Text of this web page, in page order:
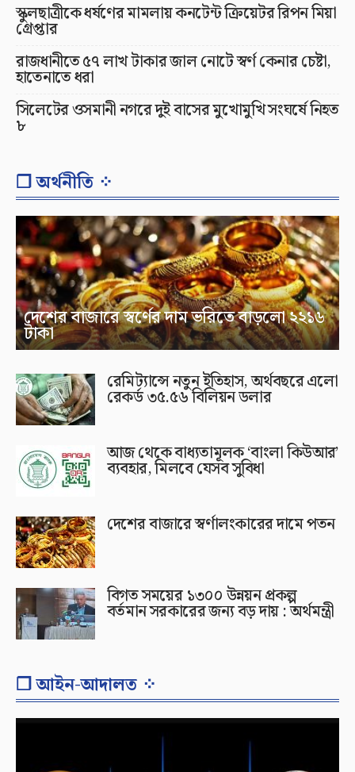
স্কুলছাত্রীকে ধর্ষণের মামলায় কনটেন্ট ক্রিয়েটর রিপন মিয়া
গ্রেপ্তার
রাজধানীতে ৫৭ লাখ টাকার জাল নোটে স্বর্ণ কেনার চেষ্টা,
হাতেনাতে ধরা
সিলেটের ওসমানী নগরে দুই বাসের মুখোমুখি সংঘর্ষে নিহত
৮
❐ অর্থনীতি ⁘
দেশের বাজারে স্বর্ণের দাম ভরিতে বাড়লো ২২১৬
টাকা
রেমিট্যান্সে নতুন ইতিহাস, অর্থবছরে এলো
রেকর্ড ৩৫.৫৬ বিলিয়ন ডলার
আজ থেকে বাধ্যতামূলক ‘বাংলা কিউআর’
ব্যবহার, মিলবে যেসব সুবিধা
দেশের বাজারে স্বর্ণালংকারের দামে পতন
বিগত সময়ের ১৩০০ উন্নয়ন প্রকল্প
বর্তমান সরকারের জন্য বড় দায় : অর্থমন্ত্রী
❐ আইন-আদালত ⁘